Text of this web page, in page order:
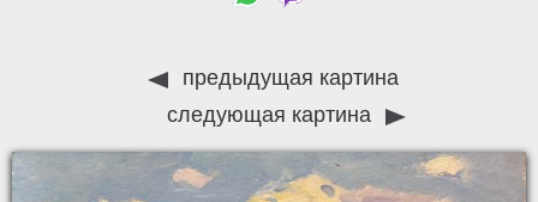
предыдущая картина
следующая картина